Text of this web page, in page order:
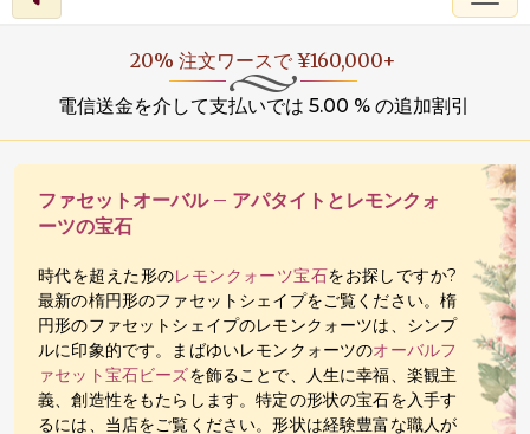
20% 注文ワースで ¥160,000+
電信送金を介して支払いでは 5.00 % の追加割引
ファセットオーバル – アパタイトとレモンクォ
ーツの宝石
時代を超えた形のレモンクォーツ宝石をお探しですか?
最新の楕円形のファセットシェイプをご覧ください。楕
円形のファセットシェイプのレモンクォーツは、シンプ
ルに印象的です。まばゆいレモンクォーツのオーバルフ
ァセット宝石ビーズを飾ることで、人生に幸福、楽観主
義、創造性をもたらします。特定の形状の宝石を入手す
るには、当店をご覧ください。形状は経験豊富な職人が